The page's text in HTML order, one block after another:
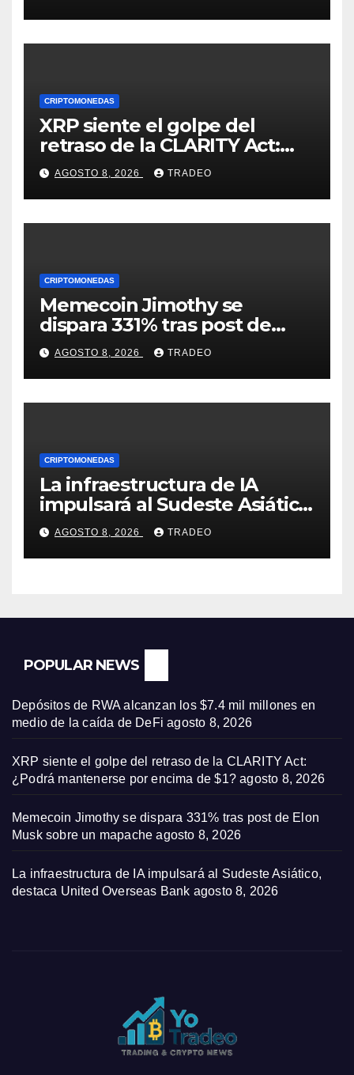
CRIPTOMONEDAS
XRP siente el golpe del
retraso de la CLARITY Act:
¿Podrá mantenerse por
encima de $1?
AGOSTO 8, 2026 TRADEO
CRIPTOMONEDAS
Memecoin Jimothy se
dispara 331% tras post de
Elon Musk sobre un
mapache
AGOSTO 8, 2026 TRADEO
CRIPTOMONEDAS
La infraestructura de IA
impulsará al Sudeste Asiático,
destaca United Overseas
Bank
AGOSTO 8, 2026 TRADEO
POPULAR NEWS
Depósitos de RWA alcanzan los $7.4 mil millones en
medio de la caída de DeFi agosto 8, 2026
XRP siente el golpe del retraso de la CLARITY Act:
¿Podrá mantenerse por encima de $1? agosto 8, 2026
Memecoin Jimothy se dispara 331% tras post de Elon
Musk sobre un mapache agosto 8, 2026
La infraestructura de IA impulsará al Sudeste Asiático,
destaca United Overseas Bank agosto 8, 2026